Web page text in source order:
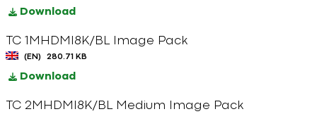
Download
TC 1MHDMI8K/BL Image Pack
(EN) 280.71 KB
Download
TC 2MHDMI8K/BL Medium Image Pack